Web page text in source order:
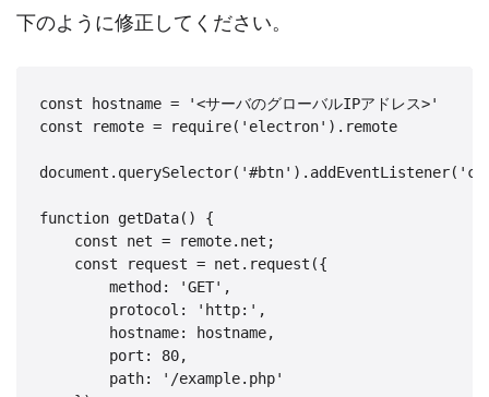
下のように修正してください。
const hostname = '<サーバのグローバルIPアドレス>'
const remote = require('electron').remote
function getData() {
    const net = remote.net;
    const request = net.request({
        method: 'GET',
        protocol: 'http:',
        hostname: hostname,
        port: 80,
        path: '/example.php'